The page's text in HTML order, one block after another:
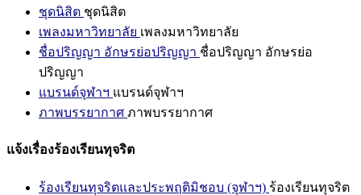
ชุดนิสิต ชุดนิสิต
เพลงมหาวิทยาลัย เพลงมหาวิทยาลัย
ชื่อปริญญา อักษรย่อปริญญา ชื่อปริญญา อักษรย่อ
ปริญญา
แบรนด์จุฬาฯ แบรนด์จุฬาฯ
ภาพบรรยากาศ ภาพบรรยากาศ
แจ้งเรื่องร้องเรียนทุจริต
ร้องเรียนทุจริตและประพฤติมิชอบ (จุฬาฯ) ร้องเรียนทุจริต